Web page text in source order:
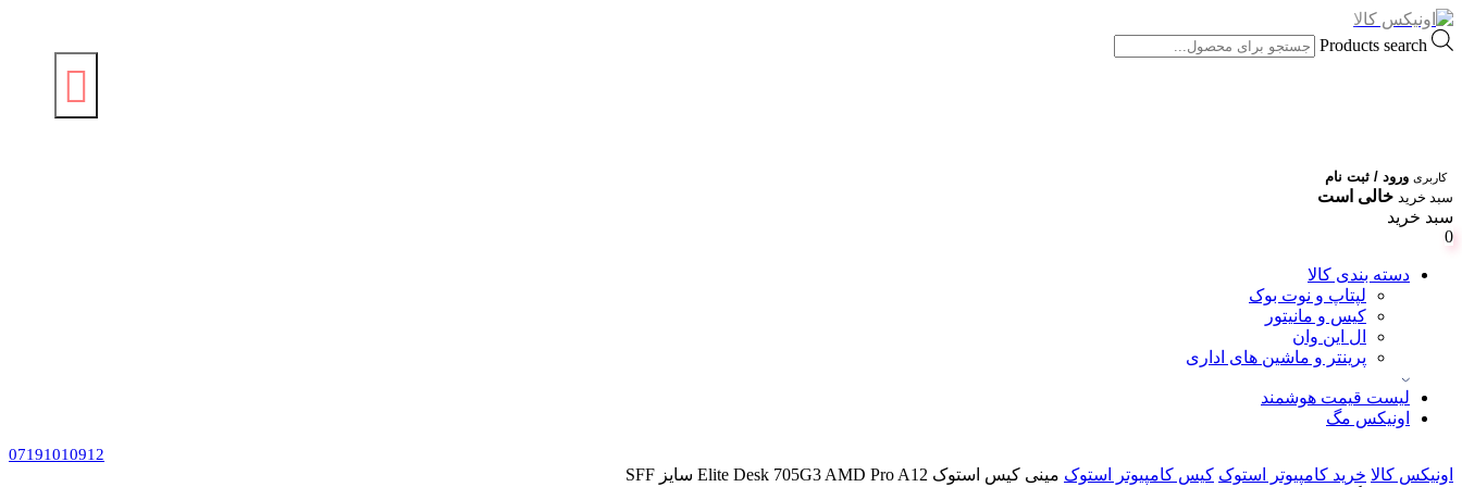
Products search
کاربری ورود / ثبت نام
سبد خرید خالی است
سبد خرید
0
دسته بندی کالا
لپتاپ و نوت بوک
کیس و مانیتور
ال این وان
پرینتر و ماشین های اداری
لیست قیمت هوشمند
اونیکس مگ
07191010912
اونیکس کالا خرید کامپیوتر استوک کیس کامپیوتر استوک مینی کیس استوک Elite Desk 705G3 AMD Pro A12 سایز SFF